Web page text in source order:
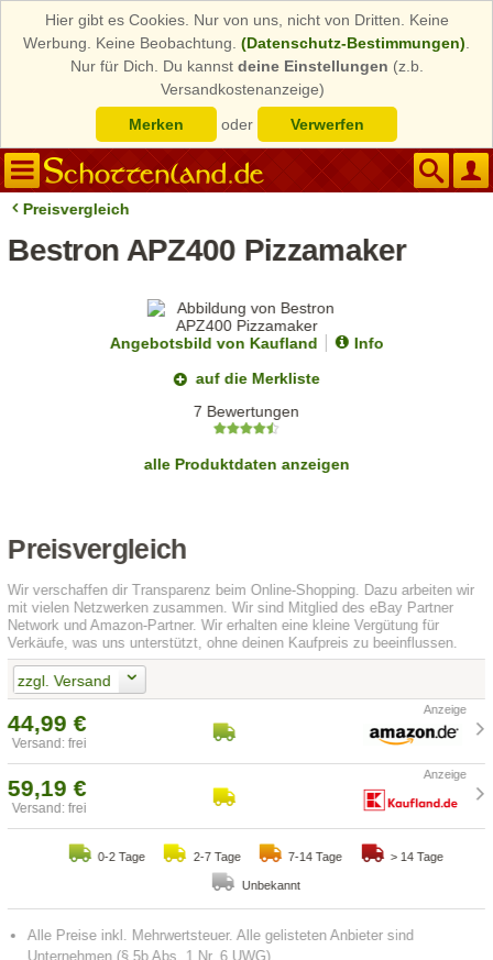
Hier gibt es Cookies. Nur von uns, nicht von Dritten. Keine
Werbung. Keine Beobachtung. (Datenschutz-Bestimmungen)
Nur für Dich. Du kannst deine Einstellungen (z.b.
Versandkostenanzeige)
Merken
oder Verwerfen
Preisvergleich
Bestron APZ400 Pizzamaker
Angebotsbild von Kaufland
Info
auf die Merkliste
7 Bewertungen
alle Produktdaten anzeigen
Preisvergleich
Wir verschaffen dir Transparenz beim Online-Shopping. Dazu arbeiten wir
mit vielen Netzwerken zusammen. Wir sind Mitglied des eBay Partner
Network und Amazon-Partner. Wir erhalten eine kleine Vergütung für
Verkäufe, was uns unterstützt, ohne deinen Kaufpreis zu beeinflussen.
zzgl. Versand
44,99 €
Versand: frei
59,19 €
Versand: frei
0-2 Tage 2-7 Tage 7-14 Tage > 14 Tage
Unbekannt